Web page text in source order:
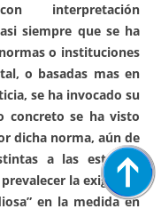
interpretación
siempre que se ha
o instituciones
o basadas mas en
se ha invocado su
concreto se ha visto
dicha norma, aún de
a las estrictas
la exigencia
en la medida en